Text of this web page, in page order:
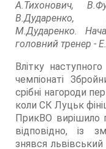
А.Тихонович,
В.Дударенко,
М.Дударенко.
головний тренер -
Влітку
чемпіонаті
срібні нагороди
коли СК Луцьк
ПрикВО вирішило
відповідно, із
знявся